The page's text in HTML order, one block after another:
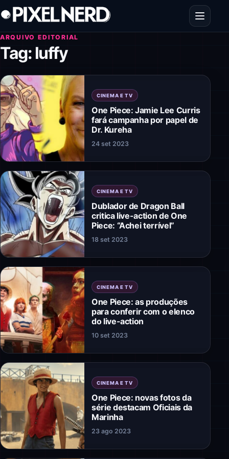
Pular para o conteúdo
Abrir
ARQUIVO EDITORIAL
Tag: luffy
CINEMA E TV
One Piece: Jamie Lee Curris
fará campanha por papel de
Dr. Kureha
24 set 2023
CINEMA E TV
Dublador de Dragon Ball
critica live-action de One
Piece: “Achei terrível”
18 set 2023
CINEMA E TV
One Piece: as produções
para conferir com o elenco
do live-action
10 set 2023
CINEMA E TV
One Piece: novas fotos da
série destacam Oficiais da
Marinha
23 ago 2023